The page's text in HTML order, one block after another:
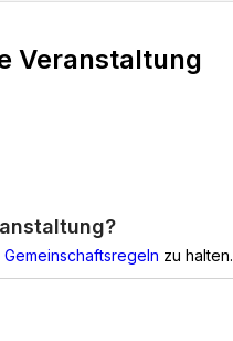
Veranstaltung
Gemeinschaftsregeln zu halten.